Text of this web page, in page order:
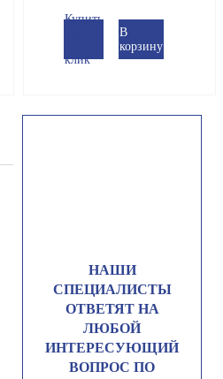
Купить
клик
В
корзину
НАШИ
СПЕЦИАЛИСТЫ
ОТВЕТЯТ НА
ЛЮБОЙ
ИНТЕРЕСУЮЩИЙ
ВОПРОС ПО